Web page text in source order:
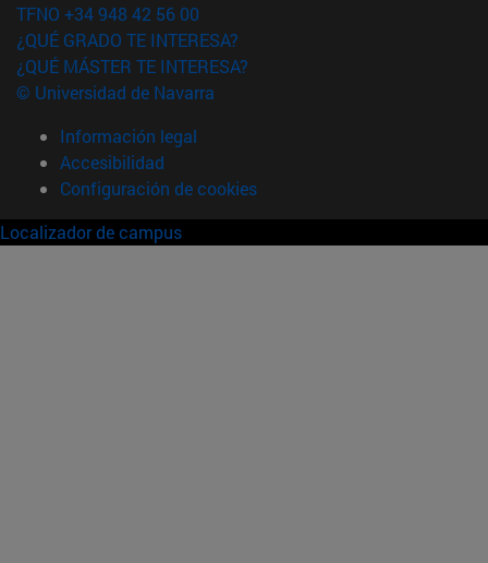
TFNO +34 948 42 56 00
¿QUÉ GRADO TE INTERESA?
¿QUÉ MÁSTER TE INTERESA?
© Universidad de Navarra
Información legal
Accesibilidad
Configuración de cookies
Localizador de campus